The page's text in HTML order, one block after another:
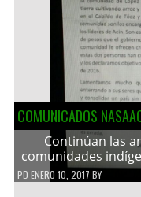
COMUNICADOS
Continúan las
comunidades
PD ENERO 10, 2017 BY